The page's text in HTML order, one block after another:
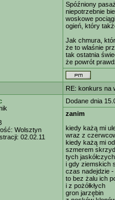
Spóźniony
niepotrzebnie
woskowe
ogień, który
Jak chmura,
że to wlaśnie
tak ostatnia
że powrót
RE: konkurs na
Wolsztyn
02.02.11
Dodane dnia
zanim
kiedy każą mi
wraz z
kiedy każą mi
szmerem
tych jaskółczych
i gdy ziemskich
czas nadejdzie
to bez żalu ich
i z pożółkłych
gron jarzębin